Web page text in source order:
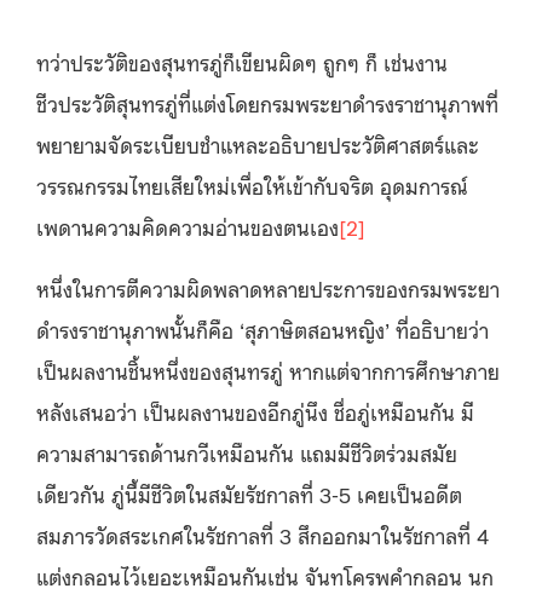
ทว่าประวัติของสุนทรภู่ก็เขียนผิดๆ ถูกๆ ก็ เช่นงาน
ชีวประวัติสุนทรภู่ที่แต่งโดยกรมพระยาดำรงราชานุภาพที่
พยายามจัดระเบียบชำแหละอธิบายประวัติศาสตร์และ
วรรณกรรมไทยเสียใหม่เพื่อให้เข้ากับจริต อุดมการณ์
เพดานความคิดความอ่านของตนเอง[2]
หนึ่งในการตีความผิดพลาดหลายประการของกรมพระยา
ดำรงราชานุภาพนั้นก็คือ ‘สุภาษิตสอนหญิง’ ที่อธิบายว่า
เป็นผลงานชิ้นหนึ่งของสุนทรภู่ หากแต่จากการศึกษาภาย
หลังเสนอว่า เป็นผลงานของอีกภู่นึง ชื่อภู่เหมือนกัน มี
ความสามารถด้านกวีเหมือนกัน แถมมีชีวิตร่วมสมัย
เดียวกัน ภู่นี้มีชีวิตในสมัยรัชกาลที่ 3-5 เคยเป็นอดีต
สมภารวัดสระเกศในรัชกาลที่ 3 สึกออกมาในรัชกาลที่ 4
แต่งกลอนไว้เยอะเหมือนกันเช่น จันทโครพคำกลอน นก